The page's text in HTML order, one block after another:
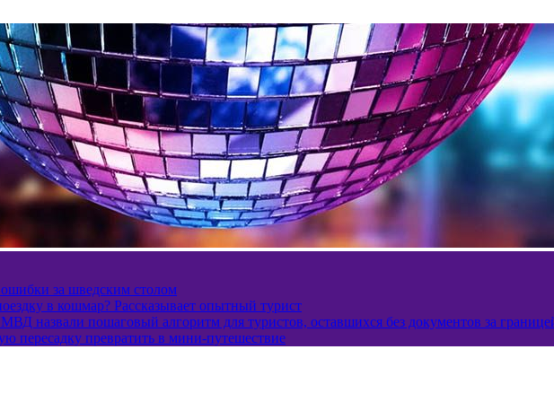
за шведским столом
в кошмар? Рассказывает опытный турист
назвали пошаговый алгоритм для туристов, оставшихся без документов за
пересадку превратить в мини-путешествие